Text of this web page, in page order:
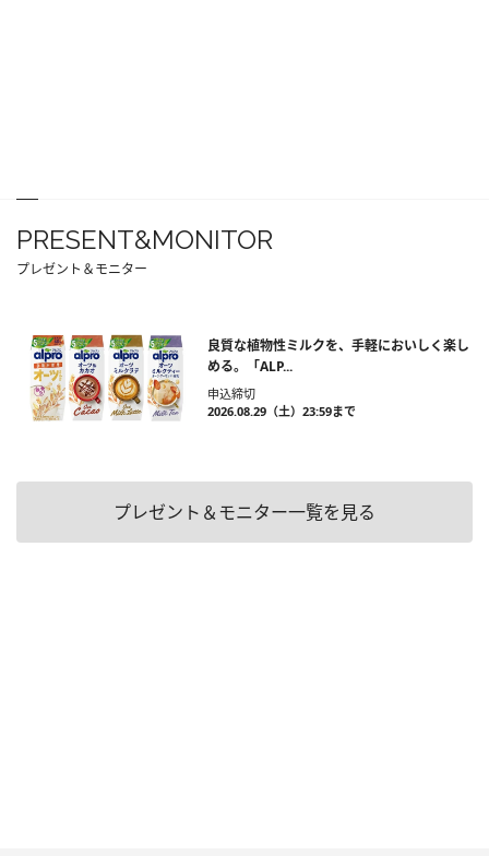
PRESENT&MONITOR
プレゼント＆モニター
良質な植物性ミルクを、手軽においしく楽し
める。「ALP...
申込締切
2026.08.29（土）23:59まで
プレゼント＆モニター一覧を見る